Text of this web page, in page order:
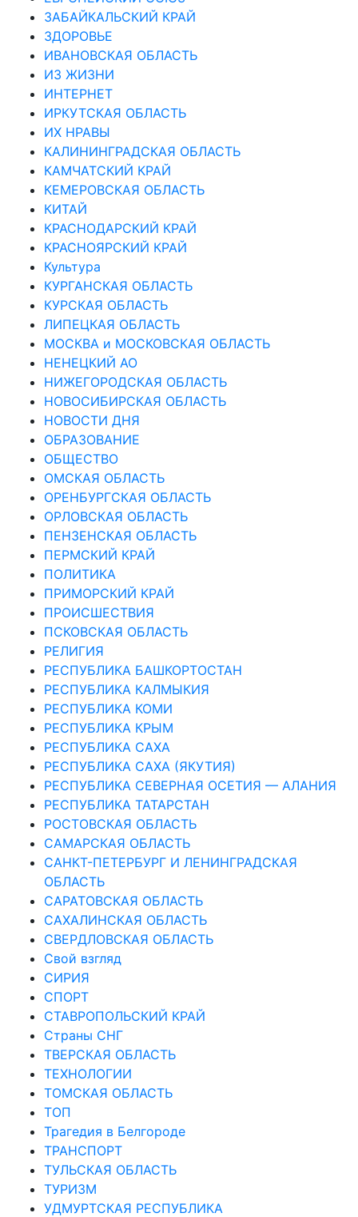
ЗАБАЙКАЛЬСКИЙ КРАЙ
ЗДОРОВЬЕ
ИВАНОВСКАЯ ОБЛАСТЬ
ИЗ ЖИЗНИ
ИНТЕРНЕТ
ИРКУТСКАЯ ОБЛАСТЬ
ИХ НРАВЫ
КАЛИНИНГРАДCКАЯ ОБЛАСТЬ
КАМЧАТСКИЙ КРАЙ
КЕМЕРОВСКАЯ ОБЛАСТЬ
КИТАЙ
КРАСНОДАРСКИЙ КРАЙ
КРАСНОЯРСКИЙ КРАЙ
Культура
КУРГАНСКАЯ ОБЛАСТЬ
КУРСКАЯ ОБЛАСТЬ
ЛИПЕЦКАЯ ОБЛАСТЬ
МОСКВА и МОСКОВСКАЯ ОБЛАСТЬ
НЕНЕЦКИЙ АО
НИЖЕГОРОДСКАЯ ОБЛАСТЬ
НОВОСИБИРСКАЯ ОБЛАСТЬ
НОВОСТИ ДНЯ
ОБРАЗОВАНИЕ
ОБЩЕСТВО
ОМСКАЯ ОБЛАСТЬ
ОРЕНБУРГСКАЯ ОБЛАСТЬ
ОРЛОВСКАЯ ОБЛАСТЬ
ПЕНЗЕНСКАЯ ОБЛАСТЬ
ПЕРМСКИЙ КРАЙ
ПОЛИТИКА
ПРИМОРСКИЙ КРАЙ
ПРОИСШЕСТВИЯ
ПСКОВСКАЯ ОБЛАСТЬ
РЕЛИГИЯ
РЕСПУБЛИКА БАШКОРТОСТАН
РЕСПУБЛИКА КАЛМЫКИЯ
РЕСПУБЛИКА КОМИ
РЕСПУБЛИКА КРЫМ
РЕСПУБЛИКА САХА
РЕСПУБЛИКА САХА (ЯКУТИЯ)
РЕСПУБЛИКА СЕВЕРНАЯ ОСЕТИЯ — АЛАНИЯ
РЕСПУБЛИКА ТАТАРСТАН
РОСТОВСКАЯ ОБЛАСТЬ
САМАРСКАЯ ОБЛАСТЬ
САНКТ-ПЕТЕРБУРГ И ЛЕНИНГРАДСКАЯ
ОБЛАСТЬ
САРАТОВСКАЯ ОБЛАСТЬ
САХАЛИНСКАЯ ОБЛАСТЬ
СВЕРДЛОВСКАЯ ОБЛАСТЬ
Свой взгляд
СИРИЯ
СПОРТ
СТАВРОПОЛЬСКИЙ КРАЙ
Страны СНГ
ТВЕРСКАЯ ОБЛАСТЬ
ТЕХНОЛОГИИ
ТОМСКАЯ ОБЛАСТЬ
ТОП
Трагедия в Белгороде
ТРАНСПОРТ
ТУЛЬСКАЯ ОБЛАСТЬ
ТУРИЗМ
УДМУРТСКАЯ РЕСПУБЛИКА